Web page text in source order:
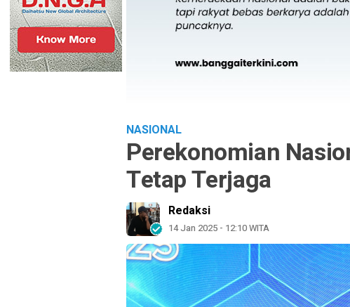
NASIONAL
Perekonomian
Tetap Terjaga
Redaksi
14 Jan 2025 - 12:10 WITA